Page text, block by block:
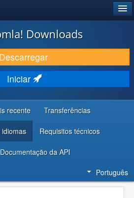
Downloads
Descarregar
Iniciar
recente Transferências
idiomas Requisitos técnicos
Documentação da API
Português